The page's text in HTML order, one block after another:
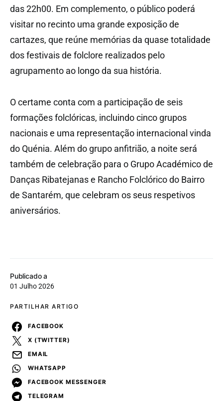
Publicado a
01 Julho 2026
PARTILHAR ARTIGO
FACEBOOK
X (TWITTER)
EMAIL
WHATSAPP
FACEBOOK MESSENGER
TELEGRAM
das 22h00. Em complemento, o público poderá
visitar no recinto uma grande exposição de
cartazes, que reúne memórias da quase totalidade
dos festivais de folclore realizados pelo
agrupamento ao longo da sua história.
O certame conta com a participação de seis
formações folclóricas, incluindo cinco grupos
nacionais e uma representação internacional vinda
do Quénia. Além do grupo anfitrião, a noite será
também de celebração para o Grupo Académico de
Danças Ribatejanas e Rancho Folclórico do Bairro
de Santarém, que celebram os seus respetivos
aniversários.